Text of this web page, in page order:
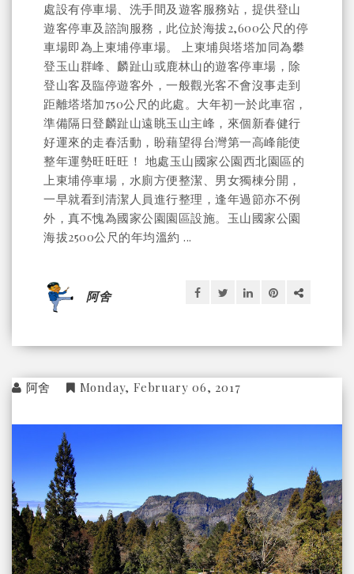
處設有停車場、洗手間及遊客服務站，提供登山
遊客停車及諮詢服務，此位於海拔2,600公尺的停
車場即為上東埔停車場。 上東埔與塔塔加同為攀
登玉山群峰、麟趾山或鹿林山的遊客停車場，除
登山客及臨停遊客外，一般觀光客不會沒事走到
距離塔塔加750公尺的此處。大年初一於此車宿，
準備隔日登麟趾山遠眺玉山主峰，來個新春健行
好運來的走春活動，盼藉望得台灣第一高峰能使
整年運勢旺旺旺！ 地處玉山國家公園西北園區的
上東埔停車場，水廁方便整潔、男女獨棟分開，
一早就看到清潔人員進行整理，逢年過節亦不例
外，真不愧為國家公園園區設施。玉山國家公園
海拔2500公尺的年均溫約 ...
阿舍
阿舍 Monday, February 06, 2017